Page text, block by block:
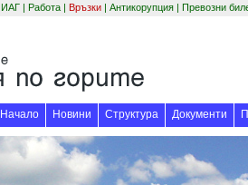
ИАГ | Работа | Връзки | Антикорупция | Превозни
Начало Новини Структура Документи